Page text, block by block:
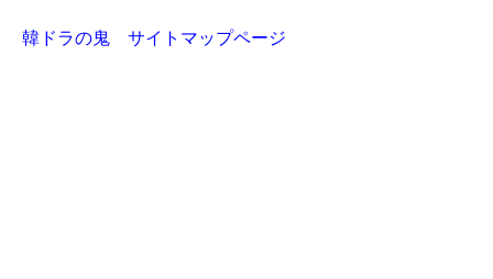
韓ドラの鬼 サイトマップページ